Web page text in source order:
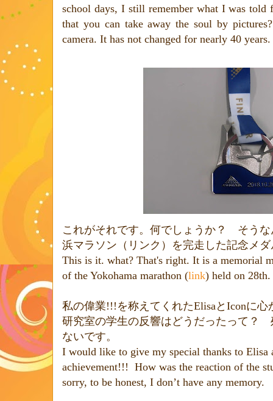
school days, I still remember what I was
that you can take away the soul by
camera. It has not changed for nearly 40 years.
これがそれです。何でしょうか？ そうな
浜マラソン（リンク）を完走した記念メ
This is it. what? That's right. It is a memorial
of the Yokohama marathon (link) held on 28th.
私の偉業!!! を称えてくれたElisaと Iconに心
研究室の学生の反響はどうだったって？
ないです。
I would like to give my special thanks to
achievement!!! How was the reaction of the
sorry, to be honest, I don’t have any memory.